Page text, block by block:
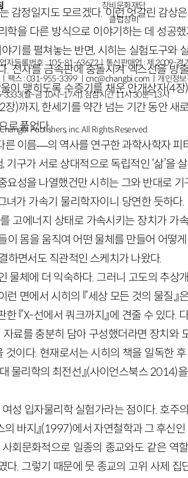
감정일지도 모르겠다. 이런 엇갈린 감상
을 다른 방식으로 이야기하는 데 성공
기를 펼쳐놓는 반면, 시히는 실험도구와
. 전자를 금속판에 충돌시켜 엑스선을 방
이 맺히도록 수증기를 채운 안개상자(4
)까지, 한세기를 약간 넘는 기간 동안 새
로 풀었다.
이름—의 역사를 연구한 과학사학자
구가 서로 상대적으로 독립적인 ‘삶’을
요성을 나열했건만 시히는 그와 반대로 기
녀가 가속기 물리학자이니 당연한 듯하다
고에너지 상태로 가속시키는 장치가 가
이 몸을 움직여 어떤 물체를 만들어 어떻
하면서도 직관적인 스케치가 나왔다.
물체에 더 익숙하다. 그러니 고도의 추상
면에서 시히의 『세상 모든 것의 물질』
『X-선에서 쿼크까지』에 견줄 수 있다.
료를 충분히 담아 구성했더라면 장치와
것이다. 현재로서는 시히의 책을 일독한
물리학의 최전선』(사이언스북스 2014)
성 입자물리학 실험가라는 점이다. 호주
바지』(1997)에서 자연철학과 그 후신
회문화적으로 일종의 종교와도 같은 역
. 그렇기 때문에 뭇 종교의 고위 사제 집
창비문화재단
클럽창비
자등록번호 : 105-81-63672ㅣ통신판매업 : 제 2009-
팩스 : 031-955-3399 ㅣcnc@changbi.com ㅣ개인정
월~금 10시~17시), 점심시간 11시 30분~13시
Publishers, inc. All Rights Reserved.